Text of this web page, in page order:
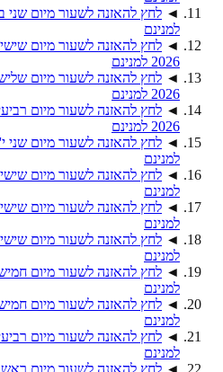
◄
למנינם
◄
2026 למנינם
◄
2026 למנינם
◄
2026 למנינם
◄
למנינם
◄
למנינם
◄
למנינם
◄
למנינם
◄
למנינם
◄
למנינם
◄
למנינם
◄